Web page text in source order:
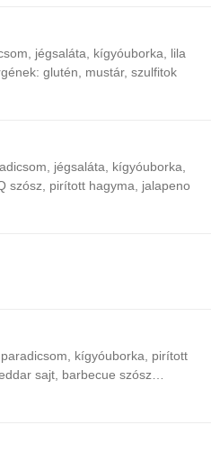
jégsaláta, kígyóuborka, lila
glutén, mustár, szulfitok
jégsaláta, kígyóuborka,
szósz, pirított hagyma, jalapeno
kígyóuborka, pirított
sajt, barbecue szósz